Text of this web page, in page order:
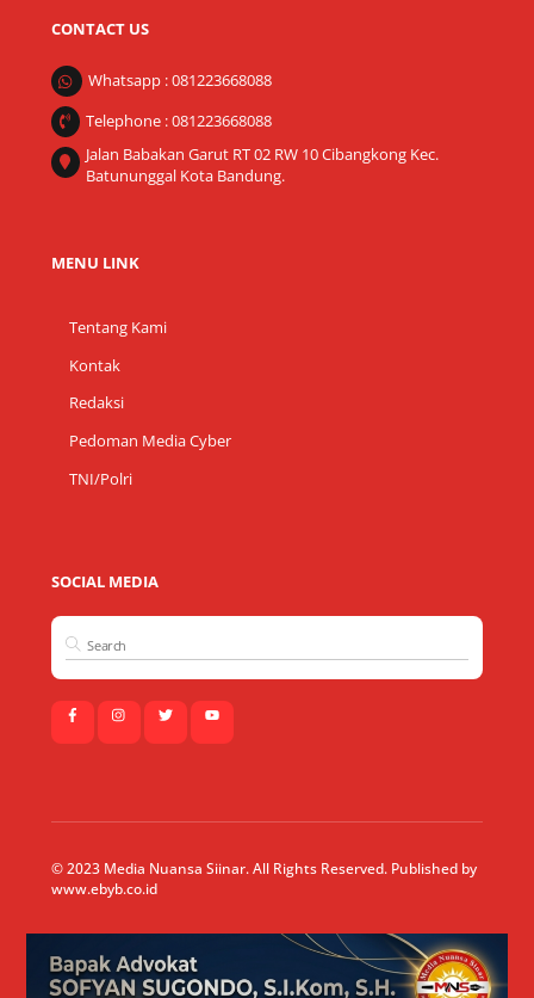
CONTACT US
Whatsapp : 081223668088
Telephone : 081223668088
Jalan Babakan Garut RT 02 RW 10 Cibangkong Kec.
Batununggal Kota Bandung.
MENU LINK
Tentang Kami
Kontak
Redaksi
Pedoman Media Cyber
TNI/Polri
SOCIAL MEDIA
© 2023 Media Nuansa Siinar. All Rights Reserved. Published by
www.ebyb.co.id